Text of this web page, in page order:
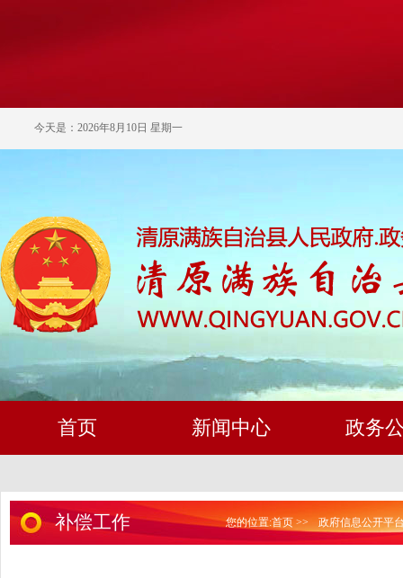
今天是：2026年8月10日 星期一
首页 新闻中心 政务
补偿工作 您的位置:首页 >> 政府信息公开平